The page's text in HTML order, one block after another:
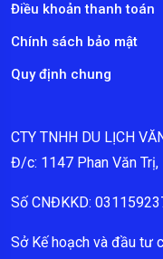
Điều khoản thanh toán
Chính sách bảo mật
Quy định chung
CTY TNHH DU LỊCH
Đ/c: 1147 Phan Văn Trị,
Số CNĐKKD:
Sở Kế hoạch và đầu tư